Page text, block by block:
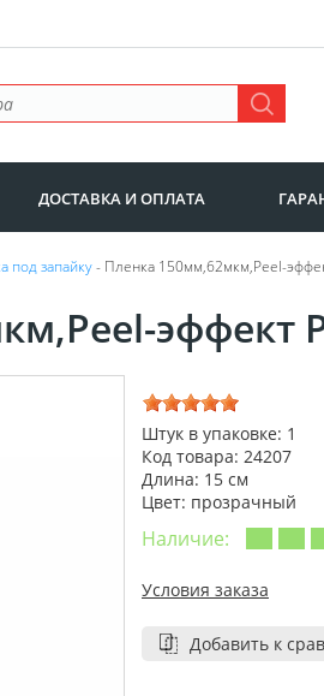
ДОСТАВКА И ОПЛАТА
под запайку- Пленка 150мм,62мкм,Peel-
эффект
Штук в упаковке: 1
Код товара: 24207
Длина: 15 см
Цвет: прозрачный
Наличие:
Условия заказа
Добавить к